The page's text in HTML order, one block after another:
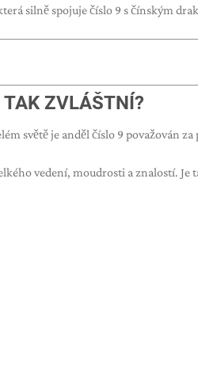
silně spojuje číslo 9 s čínským
TAK ZVLÁŠTNÍ?
světě je anděl číslo 9 považován
vedení, moudrosti a znalostí. Je